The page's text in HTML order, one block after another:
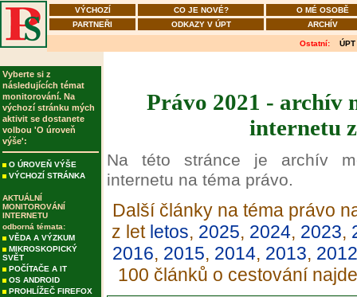
VÝCHOZÍ CO JE NOVÉ?
O MÉ OSOBĚ
PARTNEŘI
ODKAZY V ÚPT ARCHÍV
Ostatní: ÚPT
Vyberte si z
následujících témat
monitorování. Na
výchozí stránku mých
aktivit se dostanete
volbou 'O úroveň
výše':
O ÚROVEŇ VÝŠE
VÝCHOZÍ STRÁNKA
AKTUÁLNÍ
MONITOROVÁNÍ
INTERNETU
odborná témata:
VĚDA A VÝZKUM
MIKROSKOPICKÝ
SVĚT
POČÍTAČE A IT
OS ANDROID
PROHLÍŽEČ FIREFOX
Právo 2021 - archív
internetu
Na této stránce je archív
internetu na téma právo.
Další články na téma právo
z let letos, 2025, 2024, 2023,
2016, 2015, 2014, 2013, 2012
100 článků o cestování